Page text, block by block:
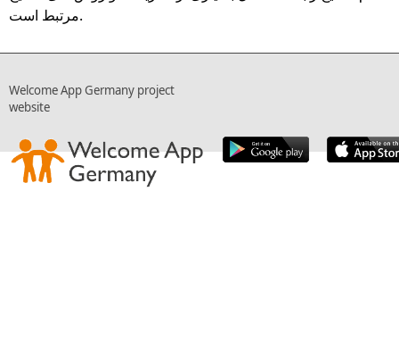
مرتبط است.
Welcome App Germany project
website